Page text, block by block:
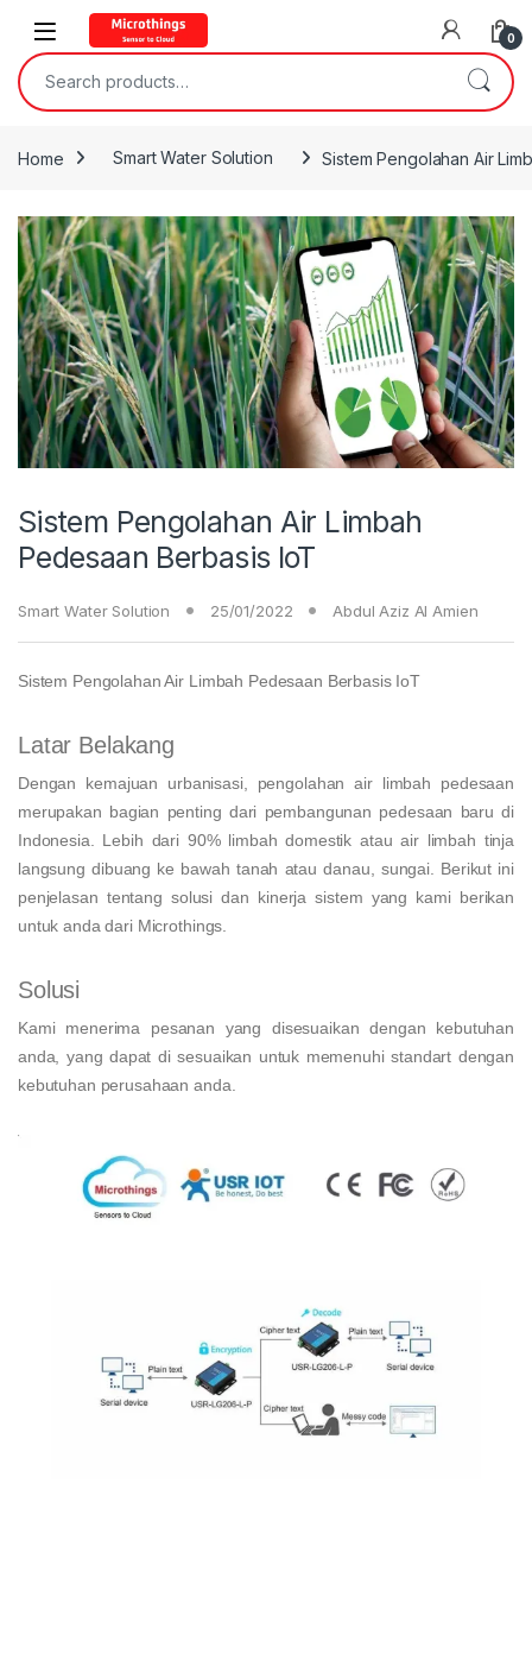
Open 0
Search for:
Home Smart Water Solution Sistem Pengolahan Air
Sistem Pengolahan Air Limbah
Pedesaan Berbasis IoT
Smart Water Solution 25/01/2022 Abdul Aziz Al Amien
Sistem Pengolahan Air Limbah Pedesaan Berbasis IoT
Latar Belakang
Dengan kemajuan urbanisasi, pengolahan air limbah pedesaan
merupakan bagian penting dari pembangunan pedesaan baru di
Indonesia. Lebih dari 90% limbah domestik atau air limbah tinja
langsung dibuang ke bawah tanah atau danau, sungai. Berikut ini
penjelasan tentang solusi dan kinerja sistem yang kami berikan
untuk anda dari Microthings.
Solusi
Kami menerima pesanan yang disesuaikan dengan kebutuhan
anda, yang dapat di sesuaikan untuk memenuhi standart dengan
kebutuhan perusahaan anda.